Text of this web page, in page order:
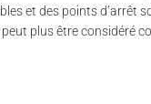
et des points d’arrêt
peut plus être considéré